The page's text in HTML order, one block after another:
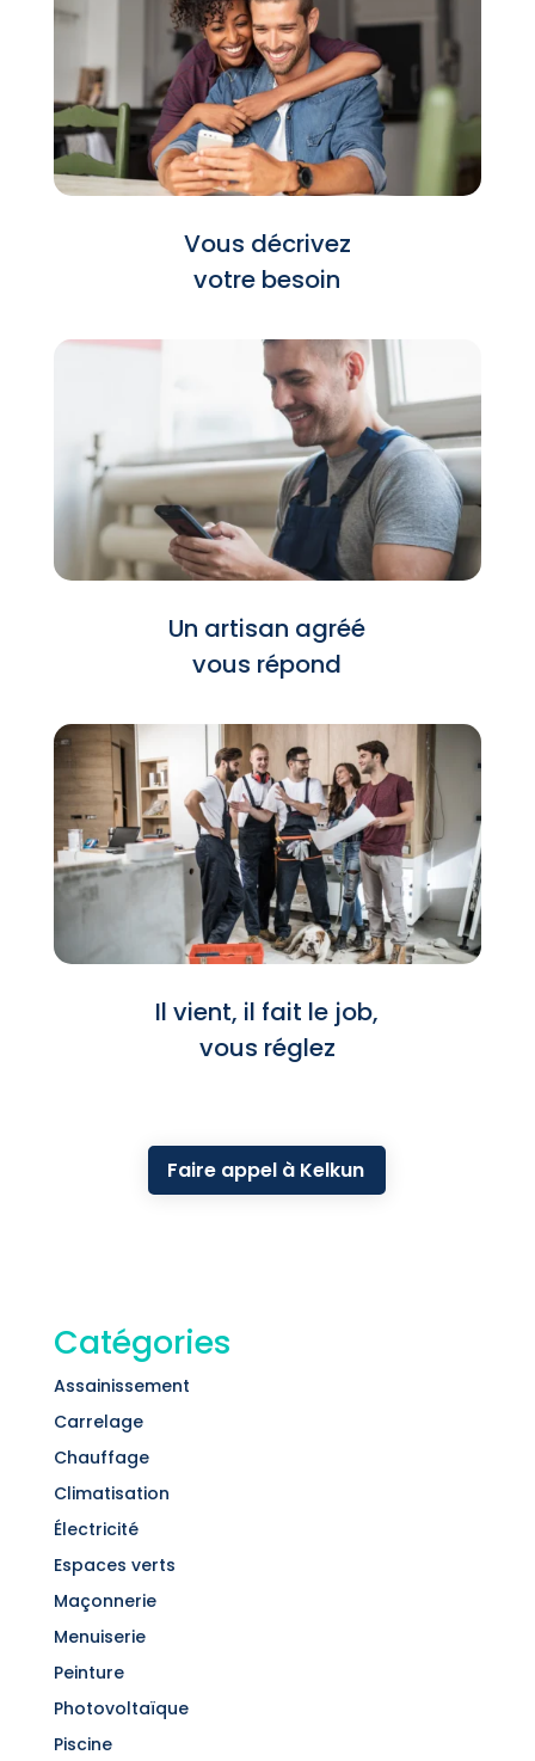
Vous décrivez
votre besoin
Un artisan agréé
vous répond
Il vient, il fait le job,
vous réglez
Faire appel à Kelkun
Catégories
Assainissement
Carrelage
Chauffage
Climatisation
Électricité
Espaces verts
Maçonnerie
Menuiserie
Peinture
Photovoltaïque
Piscine